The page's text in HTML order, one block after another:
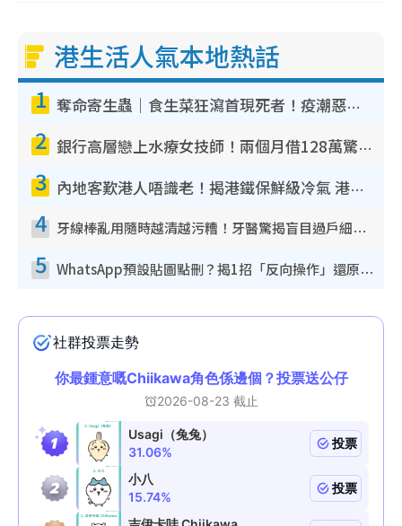
港生活人氣本地熱話
1 奪命寄生蟲｜食生菜狂瀉首現死者！疫潮惡化錄1.8萬宗病例 揭洗菜3大謬誤
2 銀行高層戀上水療女技師！兩個月借128萬驚覺「沉船」沉落火海 揭背後疑似邪教操控賣淫
3 內地客歎港人唔識老！揭港鐵保鮮級冷氣 港人求放過：咪投訴
4 牙線棒亂用隨時越清越污糟！牙醫驚揭盲目過戶細菌恐致蛀牙：呢種先係日常真保養
5 WhatsApp預設貼圖點刪？揭1招「反向操作」還原簡潔介面 附3步實測教學